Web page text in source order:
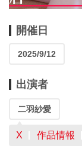
開催日
2025/9/12
出演者
二羽紗愛
X 作品情報